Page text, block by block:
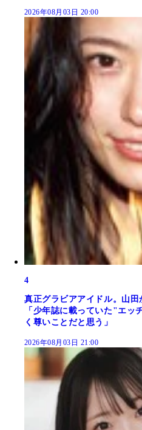
2026年08月03日 20:00
4
真正グラビアアイドル。山
「少年誌に載っていた"エッ
く尊いことだと思う」
2026年08月03日 21:00